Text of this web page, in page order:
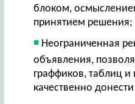
блоком,
принятием решения;
Неограниченная
объявления,
граффиков, таблиц
качественно